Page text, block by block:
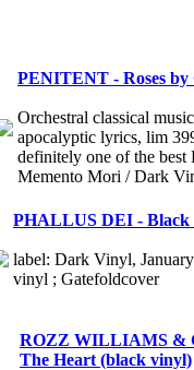
PENITENT - Roses by
Orchestral classical
apocalyptic lyrics, lim
definitely one of the
Memento Mori / Dark
PHALLUS DEI - Black
label: Dark Vinyl,
vinyl ; Gatefoldcover
ROZZ WILLIAMS &
The Heart (black vinyl)